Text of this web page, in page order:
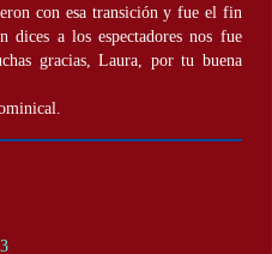
con esa transición y fue el fin
dices a los espectadores nos fue
gracias, Laura, por tu buena